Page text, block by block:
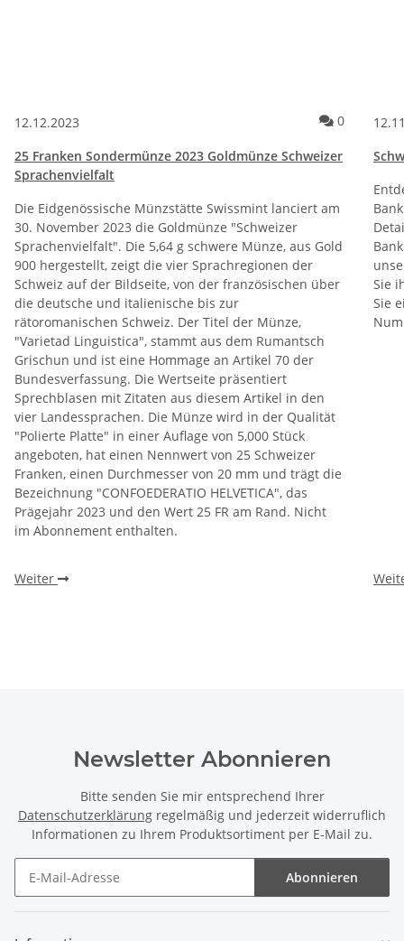
12.12.2023 0
25 Franken Sondermünze 2023 Goldmünze Schweizer
Sprachenvielfalt
Die Eidgenössische Münzstätte Swissmint lanciert am
30. November 2023 die Goldmünze "Schweizer
Sprachenvielfalt". Die 5,64 g schwere Münze, aus Gold
900 hergestellt, zeigt die vier Sprachregionen der
Schweiz auf der Bildseite, von der französischen über
die deutsche und italienische bis zur
rätoromanischen Schweiz. Der Titel der Münze,
"Varietad Linguistica", stammt aus dem Rumantsch
Grischun und ist eine Hommage an Artikel 70 der
Bundesverfassung. Die Wertseite präsentiert
Sprechblasen mit Zitaten aus diesem Artikel in den
vier Landessprachen. Die Münze wird in der Qualität
"Polierte Platte" in einer Auflage von 5,000 Stück
angeboten, hat einen Nennwert von 25 Schweizer
Franken, einen Durchmesser von 20 mm und trägt die
Bezeichnung "CONFOEDERATIO HELVETICA", das
Prägejahr 2023 und den Wert 25 FR am Rand. Nicht
im Abonnement enthalten.
Weiter
Sie
Sie
Newsletter Abonnieren
Bitte senden Sie mir entsprechend Ihrer
Datenschutzerklärung regelmäßig und jederzeit widerruflich
Informationen zu Ihrem Produktsortiment per E-Mail zu.
Abonnieren